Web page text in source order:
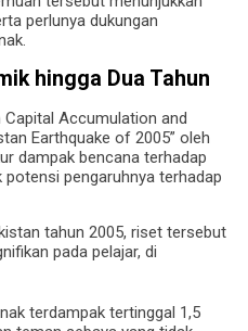
perlunya dukungan
hingga Dua Tahun
Capital Accumulation and
Earthquake of 2005” oleh
dampak bencana terhadap
pengaruhnya terhadap
tahun 2005, riset tersebut
pada pelajar, di
terdampak tertinggal 1,5